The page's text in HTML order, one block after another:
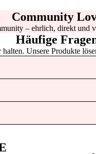
YOUR
HOME
Community
– ehrlich, direkt und
Häufige
Unsere Produkte